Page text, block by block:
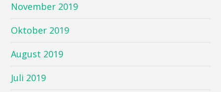
November 2019
Oktober 2019
August 2019
Juli 2019